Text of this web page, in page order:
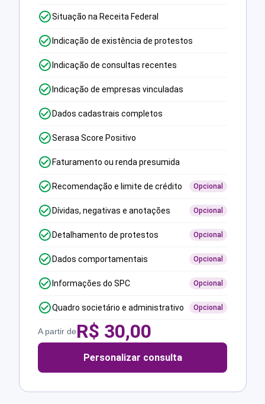
Situação na Receita Federal
Indicação de existência de protestos
Indicação de consultas recentes
Indicação de empresas vinculadas
Dados cadastrais completos
Serasa Score Positivo
Faturamento ou renda presumida
Recomendação e limite de crédito Opcional
Dívidas, negativas e anotações Opcional
Detalhamento de protestos Opcional
Dados comportamentais Opcional
Informações do SPC Opcional
Quadro societário e administrativo Opcional
A partir deR$ 30,00
Personalizar consulta